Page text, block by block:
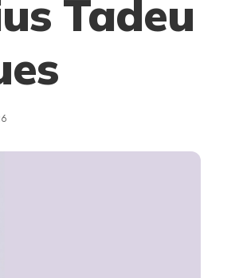
Tadeu